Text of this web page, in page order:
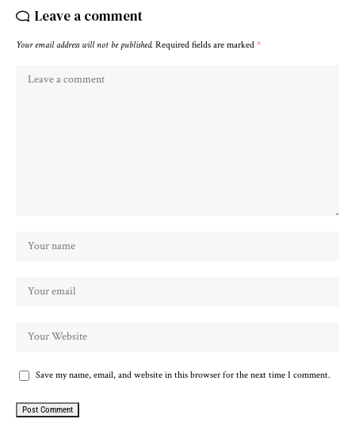
Leave a comment
Your email address will not be published. Required fields are marked *
Save my name, email, and website in this browser for the next time I comment.